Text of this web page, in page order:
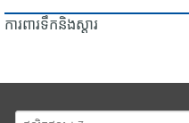
ការពារទឹក​និង​ស្ដារ